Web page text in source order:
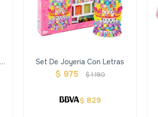
Set De Joyeria Con Letras
$ 975 $1.190
$ 829